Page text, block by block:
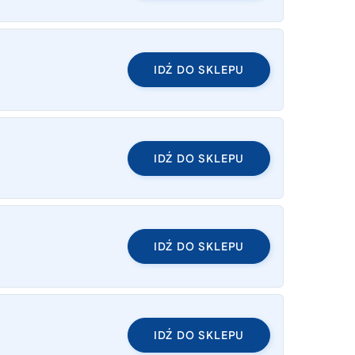
IDŹ DO SKLEPU
IDŹ DO SKLEPU
IDŹ DO SKLEPU
IDŹ DO SKLEPU